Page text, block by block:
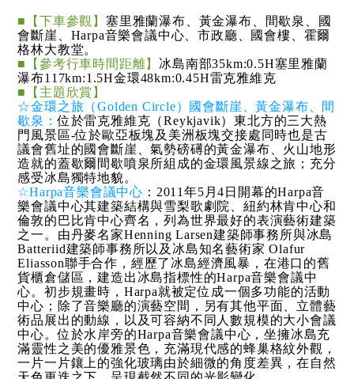
■【下車參觀】塞里雅蘭瀑布、黃金瀑布、間歇泉、國
會斷崖、Harpa音樂會議中心、市政廳、國會樓、霍爾
格林大教堂。
■【參考行車時間距離】 冰島南部35km:0.5H塞里雅蘭
瀑布117km:1.5H金環48km:0.45H雷克雅維克
■【主題欣賞】
☆金環之旅（Golden Circle） 國會斷崖、黃金瀑布、間
歇泉：位於雷克雅維克（Reykjavik）東北方的三大熱
門風景區-位於歐亞板塊及美洲板塊交接處同時也是古
議會舊址的國會斷崖、氣勢磅礡的黃金瀑布、火山地形
造就的蓋歇爾間歇噴泉所組成的金環風景線之旅；充分
感受冰島獨特地貌。
☆Harpa音樂會議中心 ：2011年5月4日開幕的Harpa音
樂會議中心其建築結構與雪梨歌劇院、紐約林肯中心和
倫敦的巴比肯中心齊名，列為世界最好的表演藝術建築
之一。由丹麥名家Henning Larsen建築師事務所與冰島
Batteriid建築師事務所以及冰島知名藝術家 Olafur
Eliasson聯手合作，經歷了冰島經濟風暴，在港口的舊
貨櫃倉儲區，建造出冰島指標性的Harpa音樂會議中
心。初步規畫時，Harpa就被定位成一個多功能的活動
中心；除了音樂廳的演藝空間，另有其他平面、立體藝
術品展出的動線，以及可容納不同人數規模的大小會議
中心。位於水岸旁的Harpa音樂會議中心，坐擁冰島充
滿靈性之美的優雅景色，充滿現代感的蜂巢格紋外觀，
一片一片鑲上的強化玻璃由於細微的角度差異，在自然